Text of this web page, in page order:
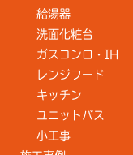
給湯器
洗面化粧台
ガスコンロ・IH
レンジフード
キッチン
ユニットバス
小工事